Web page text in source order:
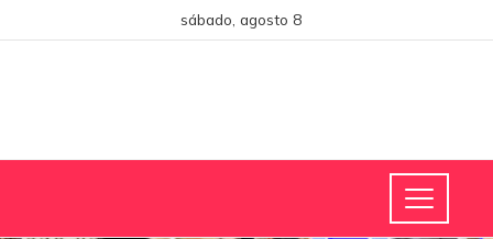
sábado, agosto 8